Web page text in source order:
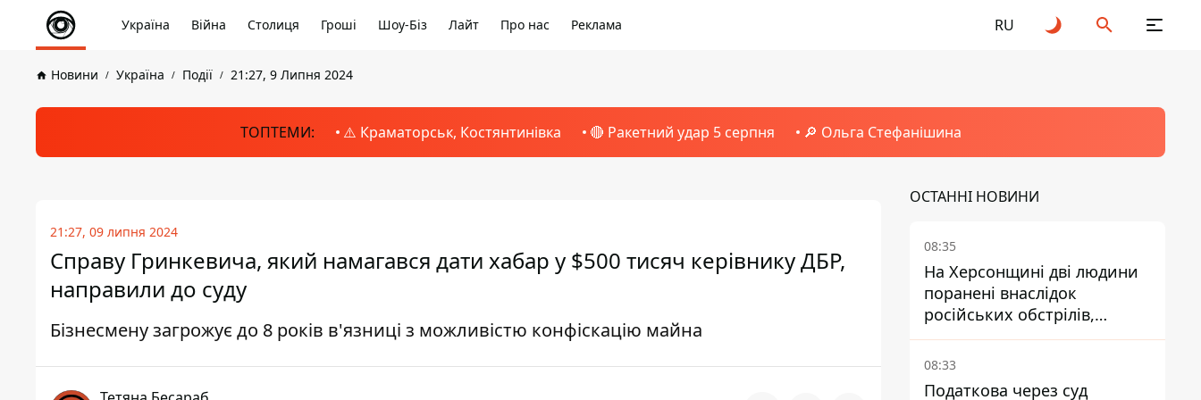
Україна Війна Столиця Гроші Шоу-Біз Лайт Про нас Реклама RU
Новини Україна Події 21:27, 9 Липня 2024
ТОПТЕМИ: ⚠️ Краматорськ, Костянтинівка 🔴 Ракетний удар 5 серпня 🔎 Ольга Стефанішина
21:27, 09 липня 2024
Справу Гринкевича, який намагався дати хабар у $500 тисяч керівнику ДБР,
направили до суду
Бізнесмену загрожує до 8 років в'язниці з можливістю конфіскацію майна
ОСТАННІ НОВИНИ
08:35
На Херсонщині дві людини
поранені внаслідок
російських обстрілів,
пошкоджені будинки
08:33
Податкова через суд